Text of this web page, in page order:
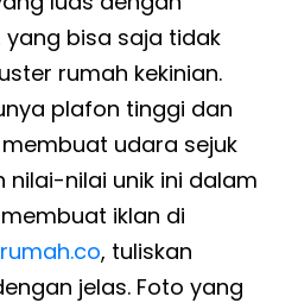
bisa saja tidak
rumah kekinian.
plafon tinggi dan
udara sejuk
nilai-nilai unik ini dalam
iklan di
, tuliskan
jelas. Foto yang